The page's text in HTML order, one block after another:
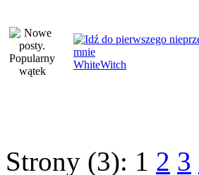
mnie
WhiteWitch
Strony (3): 1 2 3